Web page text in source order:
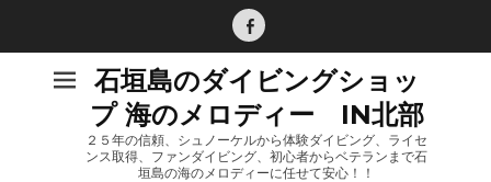
Facebook
石垣島のダイビングショッ
プ 海のメロディー IN北部
２５年の信頼、シュノーケルから体験ダイビング、ライセ
ンス取得、ファンダイビング、初心者からベテランまで石
垣島の海のメロディーに任せて安心！！